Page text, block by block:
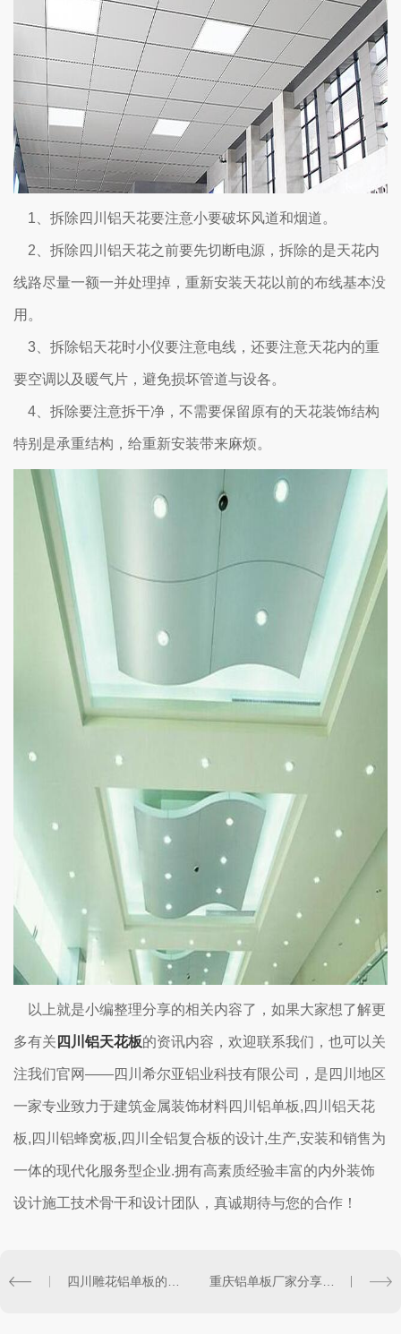
1、拆除四川铝天花要注意小要破坏风道和烟道。
2、拆除四川铝天花之前要先切断电源，拆除的是天花内
线路尽量一额一并处理掉，重新安装天花以前的布线基本没
用。
3、拆除铝天花时小仪要注意电线，还要注意天花内的重
要空调以及暖气片，避免损坏管道与设各。
4、拆除要注意拆干净，不需要保留原有的天花装饰结构
特别是承重结构，给重新安装带来麻烦。
以上就是小编整理分享的相关内容了，如果大家想了解更
多有关 四川铝天花板的资讯内容，欢迎联系我们，也可以关
注我们官网——四川希尔亚铝业科技有限公司，是四川地区
一家专业致力于建筑金属装饰材料四川铝单板,四川铝天花
板,四川铝蜂窝板,四川全铝复合板的设计,生产,安装和销售为
一体的现代化服务型企业.拥有高素质经验丰富的内外装饰
设计施工技术骨干和设计团队，真诚期待与您的合作！